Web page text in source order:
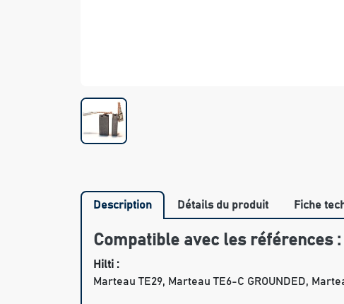
Description Détails du produit Fiche
Compatible avec les références :
Hilti :
Marteau TE29, Marteau TE6-C GROUNDED,